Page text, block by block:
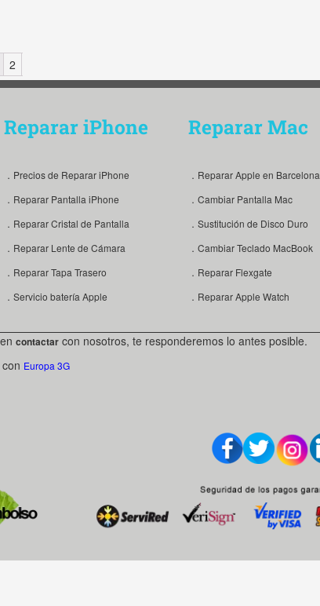
2
Reparar iPhone
．Precios de Reparar iPhone
．Reparar Pantalla iPhone
．Reparar Cristal de Pantalla
．Reparar Lente de Cámara
．Reparar Tapa Trasero
．Servicio batería Apple
Reparar Mac
．Reparar Apple en Barcelona
．Cambiar Pantalla Mac
．Sustitución de Disco Duro
．Cambiar Teclado MacBook
．Reparar Flexgate
．Reparar Apple Watch
contactarcon nosotros, te responderemos lo antes posible.
Europa 3G